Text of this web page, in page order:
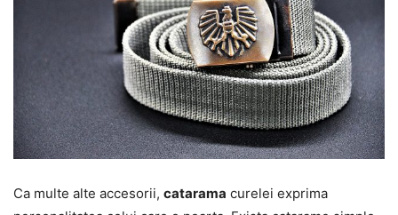
Ca multe alte accesorii, catarama curelei exprima